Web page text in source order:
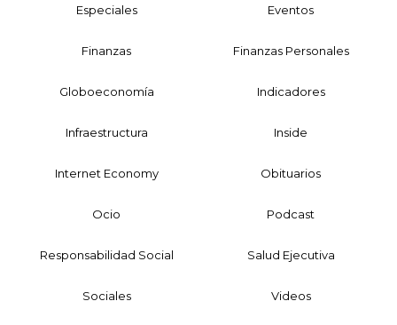
Especiales Eventos
Finanzas Finanzas Personales
Globoeconomía Indicadores
Infraestructura Inside
Internet Economy Obituarios
Ocio Podcast
Responsabilidad Social Salud Ejecutiva
Sociales Videos